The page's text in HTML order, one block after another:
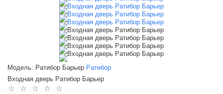
Модель: Ратибор Барьер Ратибор
Входная дверь Ратибор Барьер